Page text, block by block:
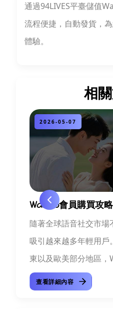
通過94LIVES平臺儲值
流程便捷，自動發貨，
體驗。
相
2026-05-07
Wakoo會員購買攻略
隨著全球語音社交市
吸引越來越多年輕用戶
東以及歐美部分地區
在線語音交友APP之一
臺時，最常...
查看詳細內容